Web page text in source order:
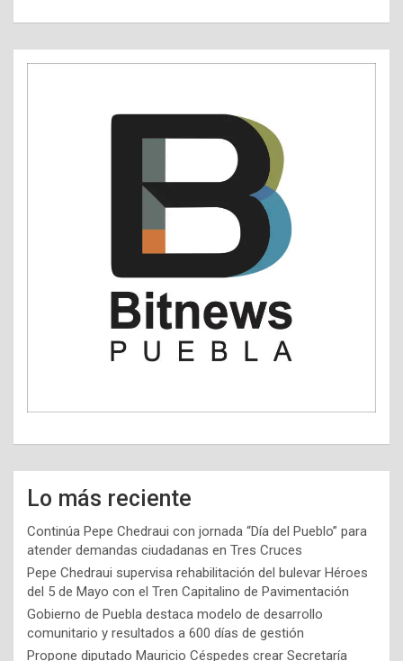
Lo más reciente
Continúa Pepe Chedraui con jornada “Día del Pueblo” para
atender demandas ciudadanas en Tres Cruces
Pepe Chedraui supervisa rehabilitación del bulevar Héroes
del 5 de Mayo con el Tren Capitalino de Pavimentación
Gobierno de Puebla destaca modelo de desarrollo
comunitario y resultados a 600 días de gestión
Propone diputado Mauricio Céspedes crear Secretaría